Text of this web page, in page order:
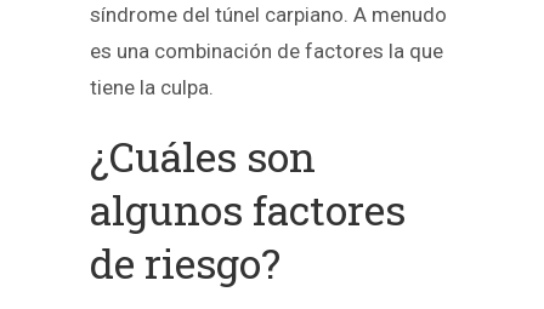
síndrome del túnel carpiano. A menudo
es una combinación de factores la que
tiene la culpa.
¿Cuáles son
algunos factores
de riesgo?